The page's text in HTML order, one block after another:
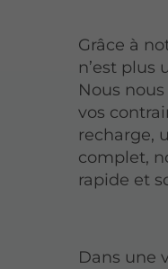
Grâce à
n’est plus
Nous
vos
recharge,
complet,
rapide et
Dans une